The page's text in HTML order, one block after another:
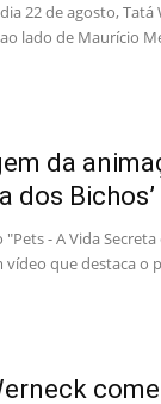
22 de agosto,
lado de Maurício
da
dos
"Pets - A Vida
que destaca o